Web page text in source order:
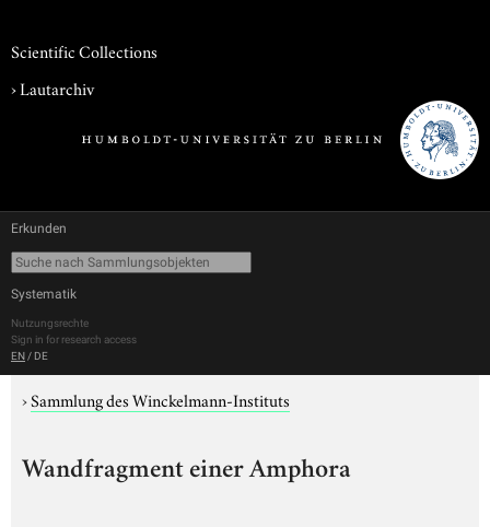
Scientific Collections
›Lautarchiv
Erkunden
Systematik
Nutzungsrechte
Sign in for research access
EN / DE
›Sammlung des Winckelmann-Instituts
Wandfragment einer Amphora